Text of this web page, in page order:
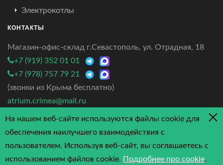
Электрокотлы
КОНТАКТЫ
Магазин-офис-склад г.Севастополь, ул. Отрадная, 18
+7 (919) 352 01 01
+7 (978) 757 79 21
(звонки из Крыма бесплатно)
atrium.crimea@mail.ru
4.7/5 - 3 отзыва
На нашем веб-сайте используются файлы cookie для
обеспечения наилучшего взаимодействия с
пользователем. Используя веб-сайт, вы соглашаетесь с
использованием файлов cookie. Подробнее про cookie.